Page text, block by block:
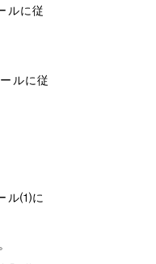
ルに従
ルに従
ル⑴に